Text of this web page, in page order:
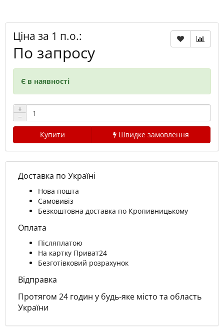
Ціна за 1 п.о.:
По запросу
Є в наявності
+
−
Купити
Швидке замовлення
Доставка по Україні
Нова пошта
Самовивіз
Безкоштовна доставка по Кропивницькому
Оплата
Післяплатою
На картку Приват24
Безготівковий розрахунок
Відправка
Протягом 24 годин у будь-яке місто та область
України